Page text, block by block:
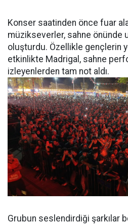
Konser saatinden önce fuar
müzikseverler, sahne önünde
oluşturdu. Özellikle gençlerin
etkinlikte Madrigal, sahne
izleyenlerden tam not aldı.
Grubun seslendirdiği şarkılar